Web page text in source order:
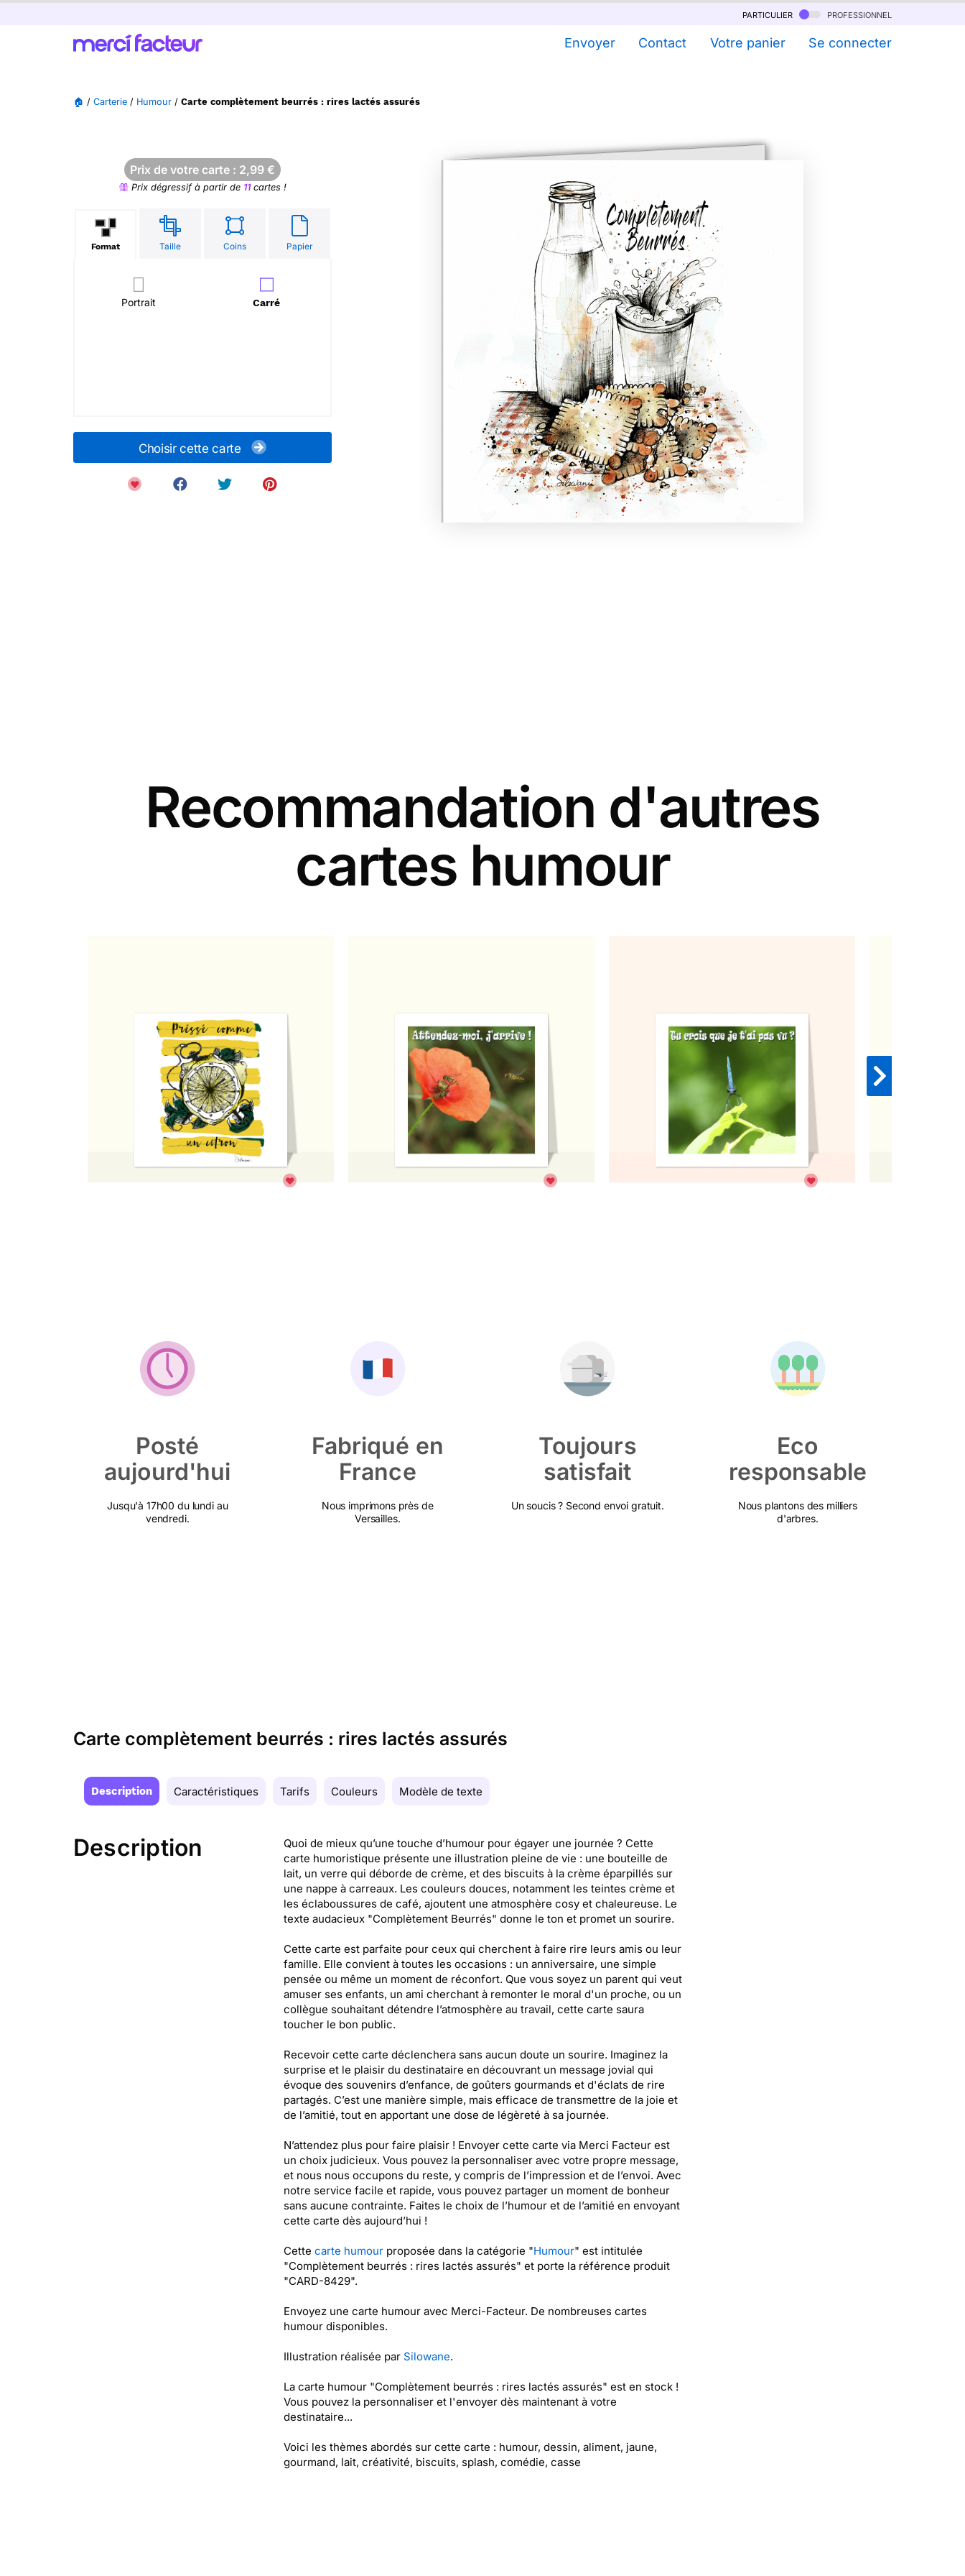
particulier professionnel
Envoyer Contact Votre panier Se connecter
🏠 / Carterie / Humour / Carte complètement beurrés : rires lactés assurés
Prix de votre carte : 2,99 €
Prix dégressif à partir de 11cartes !
Format Taille Coins Papier
Portrait Carré
Choisir cette carte
Recommandation d'autres
cartes humour
Posté
aujourd'hui
Jusqu'à 17h00 du lundi au
vendredi.
Fabriqué en
France
Nous imprimons près de
Versailles.
Toujours
satisfait
Un soucis ? Second envoi gratuit.
Eco
responsable
Nous plantons des milliers
d'arbres.
Carte complètement beurrés : rires lactés assurés
Description Caractéristiques Tarifs Couleurs Modèle de texte
Description
Quoi de mieux qu’une touche d’humour pour égayer une journée ? Cette
carte humoristique présente une illustration pleine de vie : une bouteille de
lait, un verre qui déborde de crème, et des biscuits à la crème éparpillés sur
une nappe à carreaux. Les couleurs douces, notamment les teintes crème et
les éclaboussures de café, ajoutent une atmosphère cosy et chaleureuse. Le
texte audacieux "Complètement Beurrés" donne le ton et promet un sourire.
Cette carte est parfaite pour ceux qui cherchent à faire rire leurs amis ou leur
famille. Elle convient à toutes les occasions : un anniversaire, une simple
pensée ou même un moment de réconfort. Que vous soyez un parent qui veut
amuser ses enfants, un ami cherchant à remonter le moral d'un proche, ou un
collègue souhaitant détendre l’atmosphère au travail, cette carte saura
toucher le bon public.
Recevoir cette carte déclenchera sans aucun doute un sourire. Imaginez la
surprise et le plaisir du destinataire en découvrant un message jovial qui
évoque des souvenirs d’enfance, de goûters gourmands et d'éclats de rire
partagés. C’est une manière simple, mais efficace de transmettre de la joie et
de l’amitié, tout en apportant une dose de légèreté à sa journée.
N’attendez plus pour faire plaisir ! Envoyer cette carte via Merci Facteur est
un choix judicieux. Vous pouvez la personnaliser avec votre propre message,
et nous nous occupons du reste, y compris de l’impression et de l’envoi. Avec
notre service facile et rapide, vous pouvez partager un moment de bonheur
sans aucune contrainte. Faites le choix de l’humour et de l’amitié en envoyant
cette carte dès aujourd’hui !
Cette carte humourproposée dans la catégorie "Humour" est intitulée
"Complètement beurrés : rires lactés assurés" et porte la référence produit
"CARD-8429".
Envoyez une carte humour avec Merci-Facteur. De nombreuses cartes
humour disponibles.
Illustration réalisée par Silowane.
La carte humour "Complètement beurrés : rires lactés assurés" est en stock !
Vous pouvez la personnaliser et l'envoyer dès maintenant à votre
destinataire...
Voici les thèmes abordés sur cette carte : humour, dessin, aliment, jaune,
gourmand, lait, créativité, biscuits, splash, comédie, casse